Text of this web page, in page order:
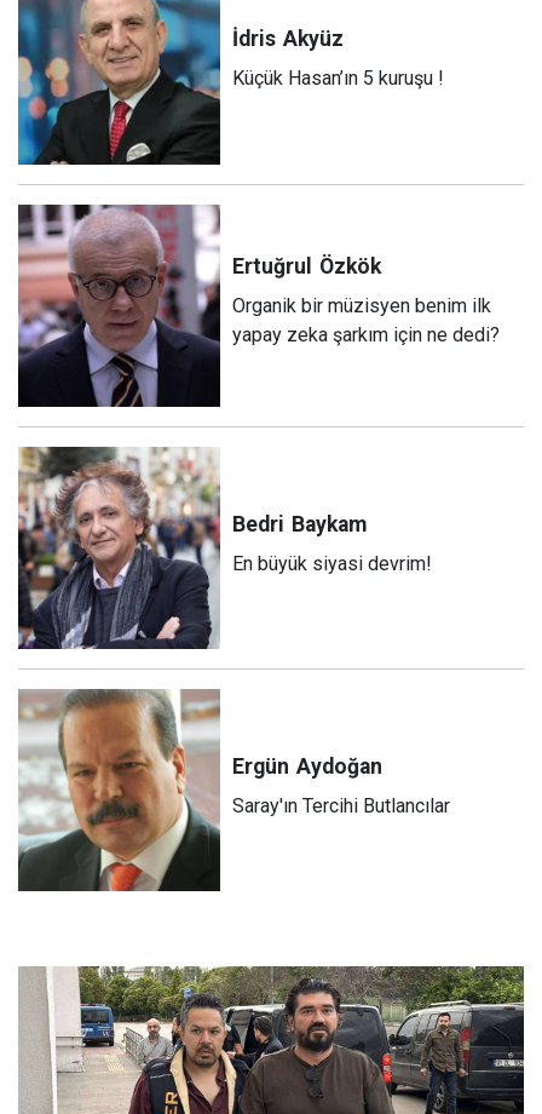
İdris Akyüz
Küçük Hasan’ın 5 kuruşu !
Ertuğrul Özkök
Organik bir müzisyen benim ilk
yapay zeka şarkım için ne dedi?
Bedri Baykam
En büyük siyasi devrim!
Ergün Aydoğan
Saray'ın Tercihi Butlancılar